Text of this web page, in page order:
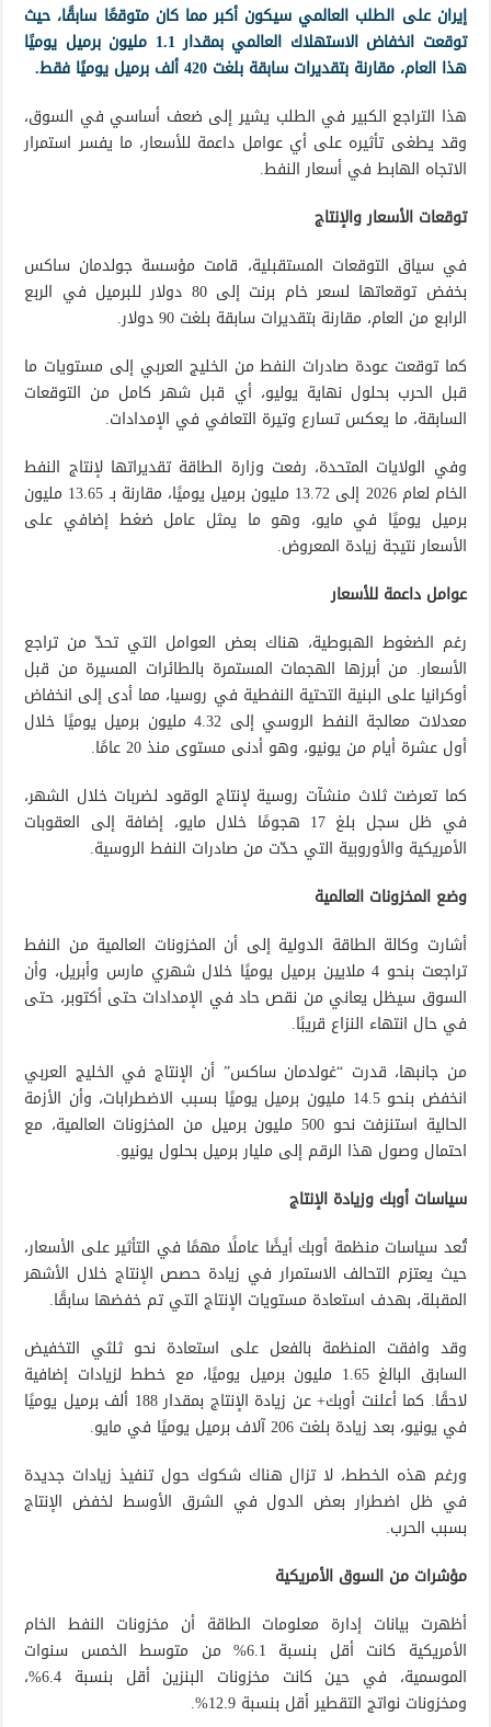
إيران على الطلب العالمي سيكون أكبر مما كان متوقعًا سابقًا، حيث
توقعت انخفاض الاستهلاك العالمي بمقدار 1.1 مليون برميل يوميًا
هذا العام، مقارنة بتقديرات سابقة بلغت 420 ألف برميل يوميًا فقط.
هذا التراجع الكبير في الطلب يشير إلى ضعف أساسي في السوق،
وقد يطغى تأثيره على أي عوامل داعمة للأسعار، ما يفسر استمرار
الاتجاه الهابط في أسعار النفط.
توقعات الأسعار والإنتاج
في سياق التوقعات المستقبلية، قامت مؤسسة جولدمان ساكس
بخفض توقعاتها لسعر خام برنت إلى 80 دولار للبرميل في الربع
الرابع من العام، مقارنة بتقديرات سابقة بلغت 90 دولار.
كما توقعت عودة صادرات النفط من الخليج العربي إلى مستويات ما
قبل الحرب بحلول نهاية يوليو، أي قبل شهر كامل من التوقعات
السابقة، ما يعكس تسارع وتيرة التعافي في الإمدادات.
وفي الولايات المتحدة، رفعت وزارة الطاقة تقديراتها لإنتاج النفط
الخام لعام 2026 إلى 13.72 مليون برميل يوميًا، مقارنة بـ 13.65 مليون
برميل يوميًا في مايو، وهو ما يمثل عامل ضغط إضافي على
الأسعار نتيجة زيادة المعروض.
عوامل داعمة للأسعار
رغم الضغوط الهبوطية، هناك بعض العوامل التي تحدّ من تراجع
الأسعار. من أبرزها الهجمات المستمرة بالطائرات المسيرة من قبل
أوكرانيا على البنية التحتية النفطية في روسيا، مما أدى إلى انخفاض
معدلات معالجة النفط الروسي إلى 4.32 مليون برميل يوميًا خلال
أول عشرة أيام من يونيو، وهو أدنى مستوى منذ 20 عامًا.
كما تعرضت ثلاث منشآت روسية لإنتاج الوقود لضربات خلال الشهر،
في ظل سجل بلغ 17 هجومًا خلال مايو، إضافة إلى العقوبات
الأمريكية والأوروبية التي حدّت من صادرات النفط الروسية.
وضع المخزونات العالمية
أشارت وكالة الطاقة الدولية إلى أن المخزونات العالمية من النفط
تراجعت بنحو 4 ملايين برميل يوميًا خلال شهري مارس وأبريل، وأن
السوق سيظل يعاني من نقص حاد في الإمدادات حتى أكتوبر، حتى
في حال انتهاء النزاع قريبًا.
من جانبها، قدرت “غولدمان ساكس” أن الإنتاج في الخليج العربي
انخفض بنحو 14.5 مليون برميل يوميًا بسبب الاضطرابات، وأن الأزمة
الحالية استنزفت نحو 500 مليون برميل من المخزونات العالمية، مع
احتمال وصول هذا الرقم إلى مليار برميل بحلول يونيو.
سياسات أوبك وزيادة الإنتاج
تُعد سياسات منظمة أوبك أيضًا عاملًا مهمًا في التأثير على الأسعار،
حيث يعتزم التحالف الاستمرار في زيادة حصص الإنتاج خلال الأشهر
المقبلة، بهدف استعادة مستويات الإنتاج التي تم خفضها سابقًا.
وقد وافقت المنظمة بالفعل على استعادة نحو ثلثي التخفيض
السابق البالغ 1.65 مليون برميل يوميًا، مع خطط لزيادات إضافية
لاحقًا. كما أعلنت أوبك+ عن زيادة الإنتاج بمقدار 188 ألف برميل يوميًا
في يونيو، بعد زيادة بلغت 206 آلاف برميل يوميًا في مايو.
ورغم هذه الخطط، لا تزال هناك شكوك حول تنفيذ زيادات جديدة
في ظل اضطرار بعض الدول في الشرق الأوسط لخفض الإنتاج
بسبب الحرب.
مؤشرات من السوق الأمريكية
أظهرت بيانات إدارة معلومات الطاقة أن مخزونات النفط الخام
الأمريكية كانت أقل بنسبة 6.1% من متوسط الخمس سنوات
الموسمية، في حين كانت مخزونات البنزين أقل بنسبة 6.4%،
ومخزونات نواتج التقطير أقل بنسبة 12.9%.